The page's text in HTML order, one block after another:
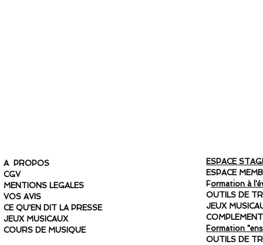
A PROPOS
CGV
MENTIONS LEGALES
VOS AVIS
CE QU'EN DIT LA PRESSE
JEUX MUSICAUX
COURS DE MUSIQUE
ESPACE
ESPACE
Formation à
OUTILS DE
JEUX
COMPLEMENT
Formation
OUTILS DE